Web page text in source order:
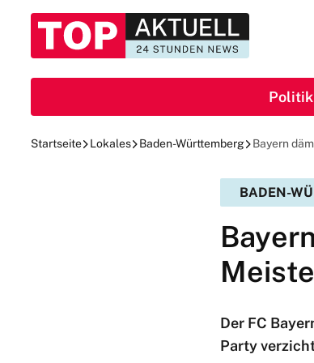
Politik
Startseite Lokales Baden-Württemberg Bayern
BADEN-
Der FC
Party